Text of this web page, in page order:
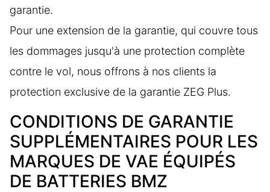
garantie.
Pour une extension de la garantie, qui couvre tous
les dommages jusqu'à une protection complète
contre le vol, nous offrons à nos clients la
protection exclusive de la garantie ZEG Plus.
CONDITIONS DE GARANTIE
SUPPLÉMENTAIRES POUR LES
MARQUES DE VAE ÉQUIPÉS
DE BATTERIES BMZ